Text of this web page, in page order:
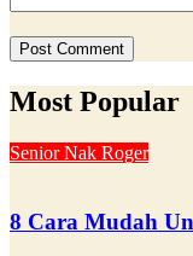
Most Popular
Senior Nak Roger
8 Cara Mudah